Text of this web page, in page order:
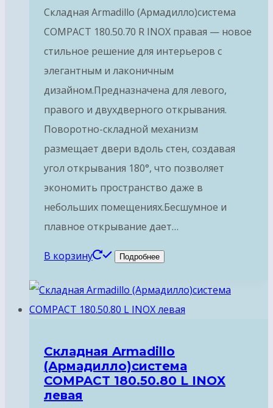
Складная Armadillo (Армадилло)система
COMPACT 180.50.70 R INOX правая — новое
стильное решение для интерьеров с
элегантным и лаконичным
дизайном.Предназначена для левого,
правого и двухдверного открывания.
Поворотно-складной механизм
размещает двери вдоль стен, создавая
угол открывания 180°, что позволяет
экономить пространство даже в
небольших помещениях.Бесшумное и
плавное открывание дает…
В корзину Подробнее
Складная Armadillo
(Армадилло)система
COMPACT 180.50.80 L INOX
левая